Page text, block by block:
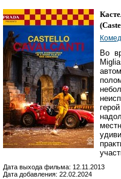
(
Во
Дата выхода фильма: 12.11.2013
Дата добавления: 22.02.2024